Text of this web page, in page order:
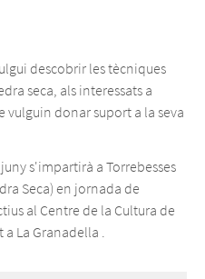
descobrir les tècniques
seca, als interessats a
donar suport a la seva
s'impartirà a Torrebesses
Seca) en jornada de
al Centre de la Cultura de
a La Granadella .